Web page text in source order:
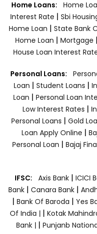
Home Loans: Home
Interest Rate | Sbi
Home Loan | State Bank
Home Loan | Mortgage |
House Loan Interest
Personal Loans:
Loan | Student Loans |
Loan | Personal Loan
Low Interest Rates |
Personal Loans | Gold
Loan Apply Online |
Personal Loan | Bajaj
IFSC: Axis Bank | ICICI
Bank| Canara Bank |
| Bank Of Baroda | Yes
Of India | | Kotak
Bank | | Punjanb